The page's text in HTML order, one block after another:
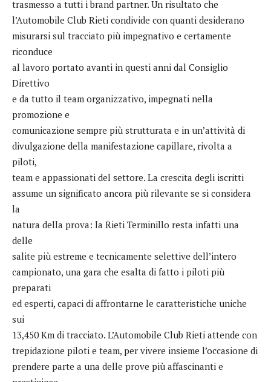
trasmesso a tutti i brand partner. Un risultato che
l’Automobile Club Rieti condivide con quanti desiderano
misurarsi sul tracciato più impegnativo e certamente
riconduce
al lavoro portato avanti in questi anni dal Consiglio
Direttivo
e da tutto il team organizzativo, impegnati nella
promozione e
comunicazione sempre più strutturata e in un’attività di
divulgazione della manifestazione capillare, rivolta a
piloti,
team e appassionati del settore. La crescita degli iscritti
assume un significato ancora più rilevante se si considera
la
natura della prova: la Rieti Terminillo resta infatti una
delle
salite più estreme e tecnicamente selettive dell’intero
campionato, una gara che esalta di fatto i piloti più
preparati
ed esperti, capaci di affrontarne le caratteristiche uniche
sui
13,450 Km di tracciato. L’Automobile Club Rieti attende con
trepidazione piloti e team, per vivere insieme l’occasione di
prendere parte a una delle prove più affascinanti e